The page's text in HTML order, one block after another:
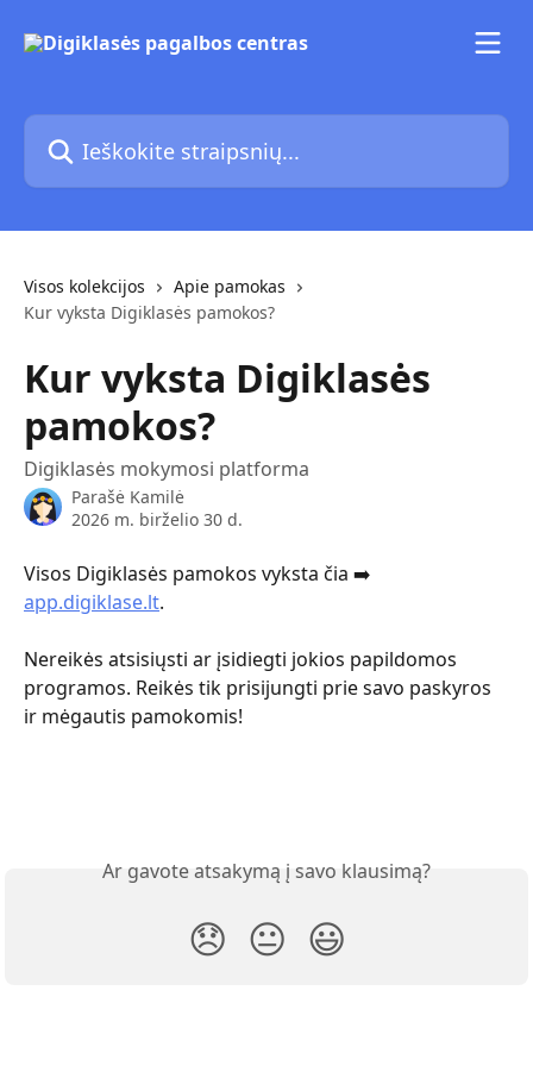
Ieškokite straipsnių...
Visos kolekcijos
Apie pamokas
Kur vyksta Digiklasės pamokos?
Kur vyksta Digiklasės
pamokos?
Digiklasės mokymosi platforma
Parašė Kamilė
2026 m. birželio 30 d.
Visos Digiklasės pamokos vyksta čia ➡️
app.digiklase.lt.
Nereikės atsisiųsti ar įsidiegti jokios papildomos
programos. Reikės tik prisijungti prie savo paskyros
ir mėgautis pamokomis!
Ar gavote atsakymą į savo klausimą?
😞 😐 😃